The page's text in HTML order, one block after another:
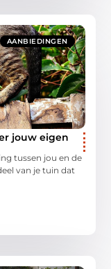
AANBIEDINGEN
jouw eigen
tussen jou en de
van je tuin dat